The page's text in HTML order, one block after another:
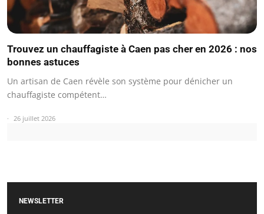
Trouvez un chauffagiste à Caen pas cher en 2026 : nos
bonnes astuces
Un artisan de Caen révèle son système pour dénicher un
chauffagiste compétent…
26 juillet 2026
NEWSLETTER